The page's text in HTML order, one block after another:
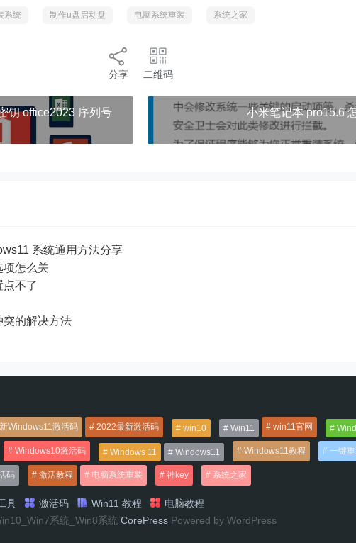
系统 制作u盘启动盘 电脑系统重装 系统之家
分享 二维码
钥 office2023 序列号 小米笔记本 pro15.6
系统通用方法分享
项怎么关
不了
突的解决方法
Windows11激活码 2022最新激活码 win10 Win11 win11官网
Windows10激活码 Windows 11 Windows11 Windows11教程 一键
码 激活教程 电脑系统重装 神key 系统之家
具 激活码 Win11 教程
电脑教程
系统_Win8系统 CorePress Powered by WordPress